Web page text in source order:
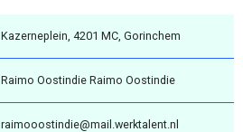
Kazerneplein, 4201 MC, Gorinchem
Raimo Oostindie Raimo Oostindie
raimooostindie@mail.werktalent.nl